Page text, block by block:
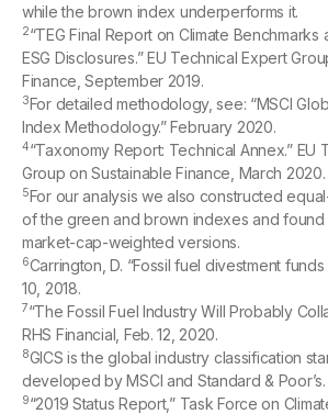
while the brown index underperforms it.
2“TEG Final Report on Climate Benchmarks
ESG Disclosures.” EU Technical Expert
Finance, September 2019.
3For detailed methodology, see: “MSCI
Index Methodology.” February 2020.
4“Taxonomy Report: Technical Annex.” EU
Group on Sustainable Finance, March 2020.
5For our analysis we also constructed
of the green and brown indexes and found
market-cap-weighted versions.
6Carrington, D. “Fossil fuel divestment funds
10, 2018.
7“The Fossil Fuel Industry Will Probably
RHS Financial, Feb. 12, 2020.
8GICS is the global industry classification
developed by MSCI and Standard & Poor’s.
9“2019 Status Report,” Task Force on